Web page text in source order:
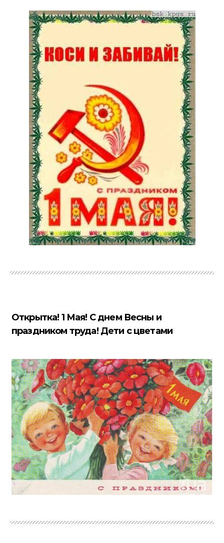
Открытка! 1 Мая! С днем Весны и
праздником труда! Дети с цветами